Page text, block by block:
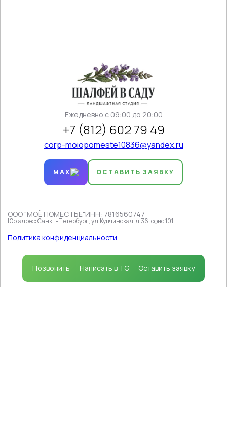
Ежедневно c 09:00 до 20:00
+7 (812) 602 79 49
corp-moiopomeste10836@yandex.ru
MAX ОСТАВИТЬ ЗАЯВКУ
ООО "МОЁ ПОМЕСТЬЕ"ИНН: 7816560747
Юр.адрес: Санкт-Петербург, ул.Купчинская, д.36, офис 101
Политика конфиденциальности
Позвонить Написать в TG Оставить заявку
Продолжая пользоваться сайтом, вы соглашаетесь на
политикой, которая определяет порядок их
Принимаю